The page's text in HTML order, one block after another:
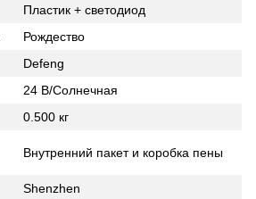
Пластик + светодиод
Рождество
Defeng
24 В/Солнечная
0.500 кг
Внутренний пакет и коробка пены
Shenzhen